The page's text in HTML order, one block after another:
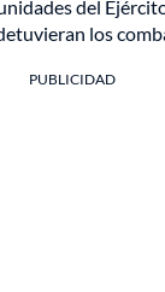
del
los
PUBLICIDAD